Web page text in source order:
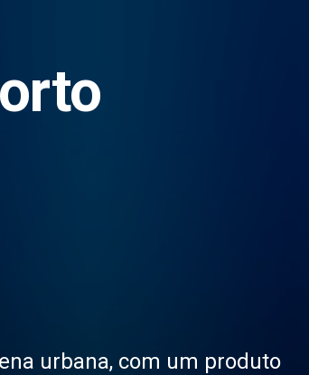
urbana, com um produto